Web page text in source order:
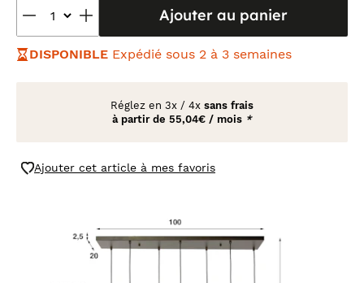
Ajouter au panier
DISPONIBLE Expédié sous 2 à 3 semaines
Réglez en 3x / 4x sans frais
à partir de 55,04€ / mois *
Ajouter cet article à mes favoris